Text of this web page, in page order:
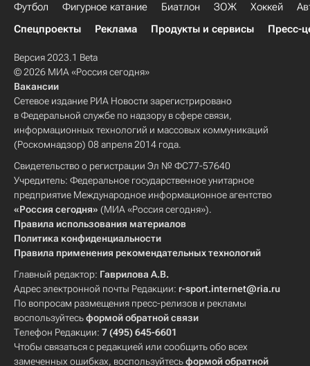
Футбол Фигурное катание Биатлон ЗОЖ Хоккей
Спецпроекты
Реклама Продукты и сервисы Пресс-
Версия 2023.1 Beta
© 2026 МИА «Россия сегодня»
Вакансии
Сетевое издание РИА Новости зарегистрировано
в Федеральной службе по надзору в сфере связи,
информационных технологий и массовых коммуникаций
(Роскомнадзор) 08 апреля 2014 года.
Свидетельство о регистрации Эл № ФС77-57640
Учредитель: Федеральное государственное унитарное
предприятие Международное информационное агентство
«Россия сегодня» (МИА «Россия сегодня»).
Правила использования материалов
Политика конфиденциальности
Правила применения рекомендательных технологий
Главный редактор: Гаврилова А.В.
Адрес электронной почты Редакции: r-sport.internet@ria.ru
По вопросам размещения пресс-релизов и рекламы
воспользуйтесьформой обратной связи
Телефон Редакции: 7 (495) 645-6601
Чтобы связаться с редакцией или сообщить обо всех
замеченных ошибках, воспользуйтесьформой обратной